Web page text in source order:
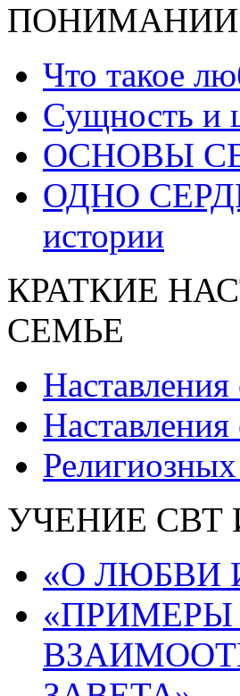
ПОНИМАНИИ
Что такое
Сущность и
ОСНОВЫ
ОДНО
истории
КРАТКИЕ
СЕМЬЕ
УЧЕНИЕ СВТ
«О ЛЮБВИ